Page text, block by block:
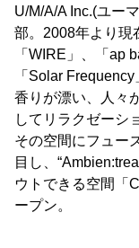
U/M/A/A Inc.(ユー
部。2008年より現
「WIRE」、「ap
「Solar
香りが漂い、人々
してリラクゼーシ
その空間にフュー
目し、
ウトできる空間「
ープン。